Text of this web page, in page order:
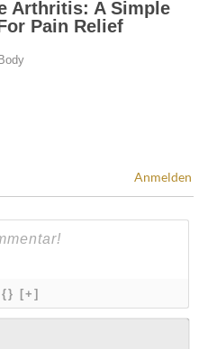
Anmelden
{} [+]